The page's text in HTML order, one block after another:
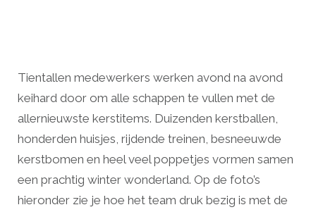
Tientallen medewerkers werken avond na avond
keihard door om alle schappen te vullen met de
allernieuwste kerstitems. Duizenden kerstballen,
honderden huisjes, rijdende treinen, besneeuwde
kerstbomen en heel veel poppetjes vormen samen
een prachtig winter wonderland. Op de foto’s
hieronder zie je hoe het team druk bezig is met de